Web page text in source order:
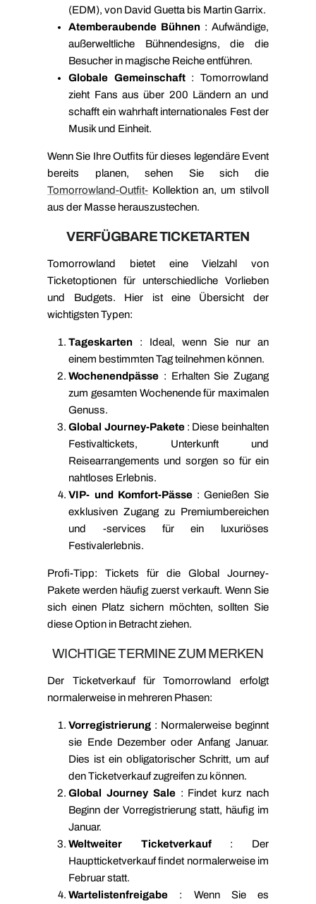
(EDM), von David Guetta bis Martin Garrix.
Atemberaubende Bühnen : Aufwändige,
außerweltliche Bühnendesigns, die die
Besucher in magische Reiche entführen.
Globale Gemeinschaft : Tomorrowland
zieht Fans aus über 200 Ländern an und
schafft ein wahrhaft internationales Fest der
Musik und Einheit.
Wenn Sie Ihre Outfits für dieses legendäre Event
bereits planen, sehen Sie sich die
Tomorrowland-Outfit- Kollektion an, um stilvoll
aus der Masse herauszustechen.
VERFÜGBARE TICKETARTEN
Tomorrowland bietet eine Vielzahl von
Ticketoptionen für unterschiedliche Vorlieben
und Budgets. Hier ist eine Übersicht der
wichtigsten Typen:
Tageskarten
: Ideal, wenn Sie nur an
einem bestimmten Tag teilnehmen können.
Wochenendpässe : Erhalten Sie Zugang
zum gesamten Wochenende für maximalen
Genuss.
Global Journey-Pakete : Diese beinhalten
Festivaltickets, Unterkunft und
Reisearrangements und sorgen so für ein
nahtloses Erlebnis.
VIP- und Komfort-Pässe : Genießen Sie
exklusiven Zugang zu Premiumbereichen
und -services für ein luxuriöses
Festivalerlebnis.
Profi-Tipp: Tickets für die Global Journey-
Pakete werden häufig zuerst verkauft. Wenn Sie
sich einen Platz sichern möchten, sollten Sie
diese Option in Betracht ziehen.
WICHTIGE TERMINE ZUM MERKEN
Der Ticketverkauf für Tomorrowland erfolgt
normalerweise in mehreren Phasen:
Vorregistrierung : Normalerweise beginnt
sie Ende Dezember oder Anfang Januar.
Dies ist ein obligatorischer Schritt, um auf
den Ticketverkauf zugreifen zu können.
Global Journey Sale : Findet kurz nach
Beginn der Vorregistrierung statt, häufig im
Januar.
Weltweiter Ticketverkauf
: Der
Hauptticketverkauf findet normalerweise im
Februar statt.
Wartelistenfreigabe
: Wenn Sie es